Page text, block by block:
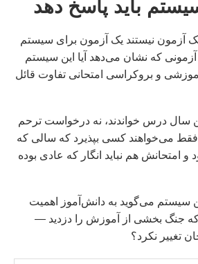
باید پاسخ دهد
نهایی ۱۴۰۵ یک آزمون نیستند یک آزمون برای سیستم
که نشان می‌دهد آیا این سیستم
و بروکراسی امتحانی تفاوت قائل
سال درس خواندند، نه درخواست ترحم
فقط می‌خواهند کسی بپذیرد که سالی که
امتحانش هم نباید انگار که عادی بوده
سیستم می‌گوید به دانش‌آموز اهمیت
جنگ بخشی از آموزش را دزدید —
تغییر نکرد؟